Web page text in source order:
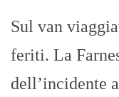
Sul van
feriti. La
dell’incidente